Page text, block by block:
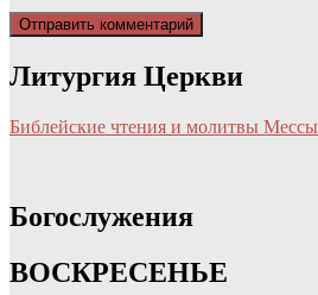
Литургия Церкви
Библейские чтения и молитвы Мессы
Богослужения
ВОСКРЕСЕНЬЕ